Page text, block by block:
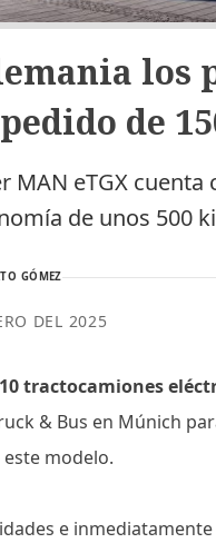
los
de
eTGX cuenta
de unos 500
GÓMEZ
DEL 2025
tractocamiones
& Bus en Múnich
modelo.
e inmediatamente